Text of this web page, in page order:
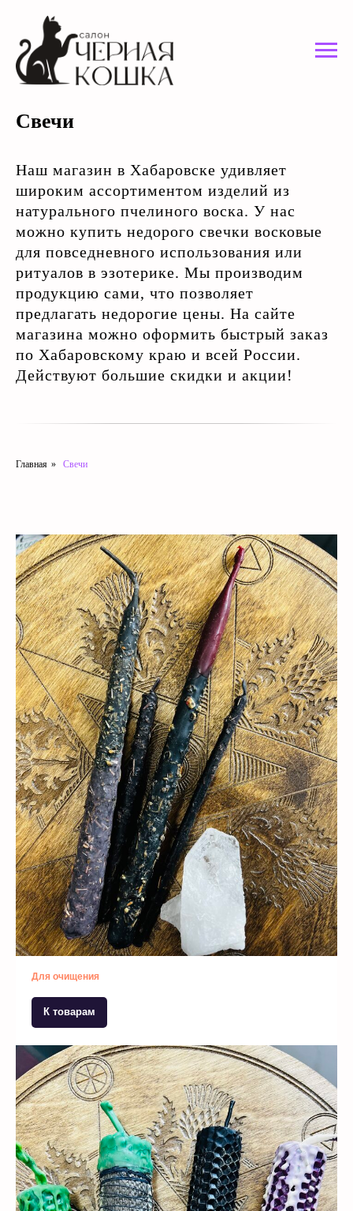
Свечи
Наш магазин в Хабаровске удивляет
широким ассортиментом изделий из
натурального пчелиного воска. У нас
можно купить недорого свечки восковые
для повседневного использования или
ритуалов в эзотерике. Мы производим
продукцию сами, что позволяет
предлагать недорогие цены. На сайте
магазина можно оформить быстрый заказ
по Хабаровскому краю и всей России.
Действуют большие скидки и акции!
Главная » Свечи
Для очищения
К товарам